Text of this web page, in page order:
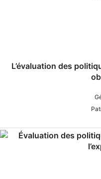
L’évaluation des